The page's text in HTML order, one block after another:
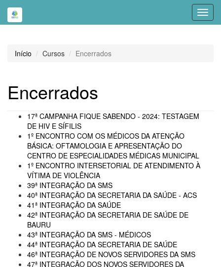
Início Cursos Encerrados
Encerrados
17ª CAMPANHA FIQUE SABENDO - 2024: TESTAGEM
DE HIV E SÍFILIS
1º ENCONTRO COM OS MÉDICOS DA ATENÇÃO
BÁSICA: OFTAMOLOGIA E APRESENTAÇÃO DO
CENTRO DE ESPECIALIDADES MÉDICAS MUNICIPAL
1º ENCONTRO INTERSETORIAL DE ATENDIMENTO À
VÍTIMA DE VIOLÊNCIA
39ª INTEGRAÇÃO DA SMS
40ª INTEGRAÇÃO DA SECRETARIA DA SAÚDE - ACS
41ª INTEGRAÇÃO DA SAÚDE
42ª INTEGRAÇÃO DA SECRETARIA DE SAÚDE DE
BAURU
43ª INTEGRAÇÃO DA SMS - MÉDICOS
44ª INTEGRAÇÃO DA SECRETARIA DE SAÚDE
46ª INTEGRAÇÃO DE NOVOS SERVIDORES DA SMS
47ª INTEGRAÇÃO DOS NOVOS SERVIDORES DA